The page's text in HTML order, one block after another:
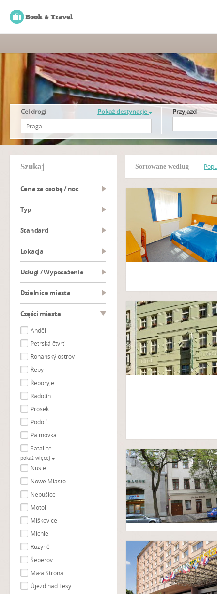
Cel drogi Pokaż destynacje Przyjazd
szukaj
Cena za osobę / noc
Typ
Standard
Lokacja
Usługi / Wyposażenie
Dzielnice miasta
Części miasta
Anděl
Petrská čtvrť
Rohanský ostrov
Řepy
Řeporyje
Radotín
Prosek
Podolí
Palmovka
Satalice
pokaż więcej
Nusle
Nowe Miasto
Nebušice
Motol
Miškovice
Michle
Ruzyně
Šeberov
Mała Strona
Újezd nad Lesy
Sortowane według